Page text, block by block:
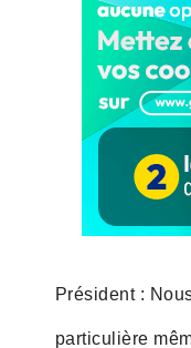
Président :
particulière